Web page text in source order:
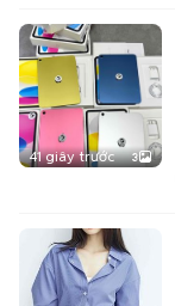
41 giây trước 3